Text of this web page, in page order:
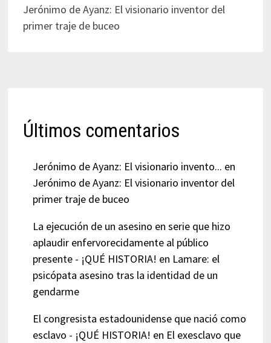
Jerónimo de Ayanz: El visionario inventor del
primer traje de buceo
Últimos comentarios
Jerónimo de Ayanz: El visionario invento... en
Jerónimo de Ayanz: El visionario inventor del
primer traje de buceo
La ejecución de un asesino en serie que hizo
aplaudir enfervorecidamente al público
presente - ¡QUÉ HISTORIA! en Lamare: el
psicópata asesino tras la identidad de un
gendarme
El congresista estadounidense que nació como
esclavo - ¡QUÉ HISTORIA! en El exesclavo que